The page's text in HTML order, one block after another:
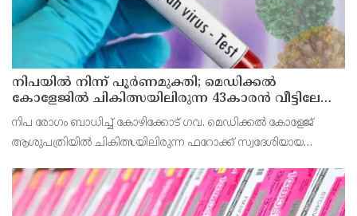
നിപയിൽ നിന്ന് പൂർണമുക്തി; മെഡിക്കൽ
കോളേജിൽ ചികിത്സയിലിരുന്ന 43കാരൻ വീട്ടിലേക്ക്
മടങ്ങി
നിപ രോഗം ബാധിച്ച് കോഴിക്കോട് ഗവ. മെഡിക്കൽ കോളേജ്
ആശുപത്രിയിൽ ചികിത്സയിലിരുന്ന ഫറോക്ക് സ്വദേശിയായ